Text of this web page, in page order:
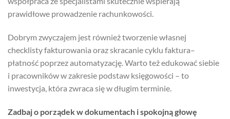
prawidłowe prowadzenie rachunkowości.
Dobrym zwyczajem jest również tworzenie własnej
checklisty fakturowania oraz skracanie cyklu faktura–
płatność poprzez automatyzację. Warto też edukować siebie
i pracowników w zakresie podstaw księgowości – to
inwestycja, która zwraca się w długim terminie.
Zadbaj o porządek w dokumentach i spokojną głowę